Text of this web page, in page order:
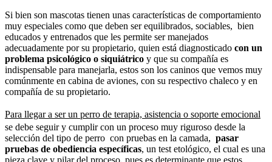
Si bien son mascotas tienen unas características de comportamiento
muy especiales como que deben ser equilibrados, sociables, bien
educados y entrenados que les permite ser manejados
adecuadamente por su propietario, quien está diagnosticado con un
problema psicológico o siquiátrico y que su compañía es
indispensable para manejarla, estos son los caninos que vemos muy
comúnmente en cabina de aviones, con su respectivo chaleco y en
compañía de su propietario.
Para llegar a ser un perro de terapia, asistencia o soporte emocional
se debe seguir y cumplir con un proceso muy riguroso desde la
selección del tipo de perro con pruebas en la camada, pasar
pruebas de obediencia específicas, un test etológico, el cual es una
pieza clave y pilar del proceso, pues es determinante que estos